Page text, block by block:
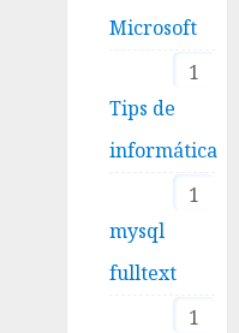
Microsoft
1
Tips de
informática
1
mysql
fulltext
1